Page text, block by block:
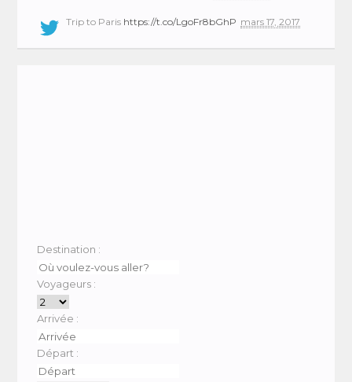
Trip to Paris https://t.co/LgoFr8bGhP mars 17, 2017
Destination :
Voyageurs :
Arrivée :
Départ :